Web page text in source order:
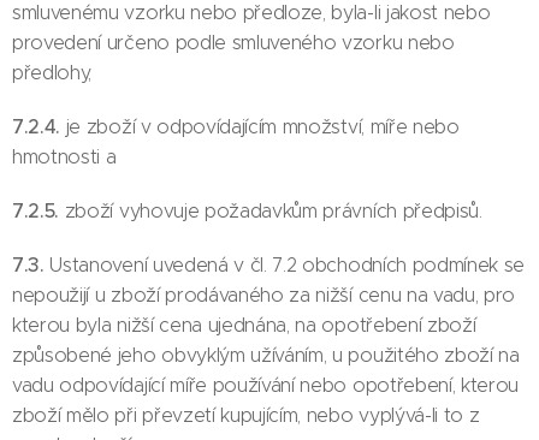
smluvenému vzorku nebo předloze, byla-li jakost nebo
provedení určeno podle smluveného vzorku nebo
předlohy,
7.2.4. je zboží v odpovídajícím množství, míře nebo
hmotnosti a
7.2.5. zboží vyhovuje požadavkům právních předpisů.
7.3. Ustanovení uvedená v čl. 7.2 obchodních podmínek se
nepoužijí u zboží prodávaného za nižší cenu na vadu, pro
kterou byla nižší cena ujednána, na opotřebení zboží
způsobené jeho obvyklým užíváním, u použitého zboží na
vadu odpovídající míře používání nebo opotřebení, kterou
zboží mělo při převzetí kupujícím, nebo vyplývá-li to z